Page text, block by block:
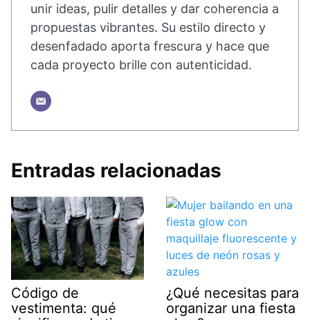
unir ideas, pulir detalles y dar coherencia a
propuestas vibrantes. Su estilo directo y
desenfadado aporta frescura y hace que
cada proyecto brille con autenticidad.
Entradas relacionadas
Código de
vestimenta: qué
¿Qué necesitas para
organizar una fiesta